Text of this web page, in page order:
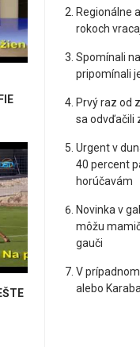
Regionálne
rokoch
Spomínali
pripomínali
Prvý raz od
sa odvďačili
Urgent v
40 percent
horúčavám
Novinka v
môžu
gauči
V
alebo